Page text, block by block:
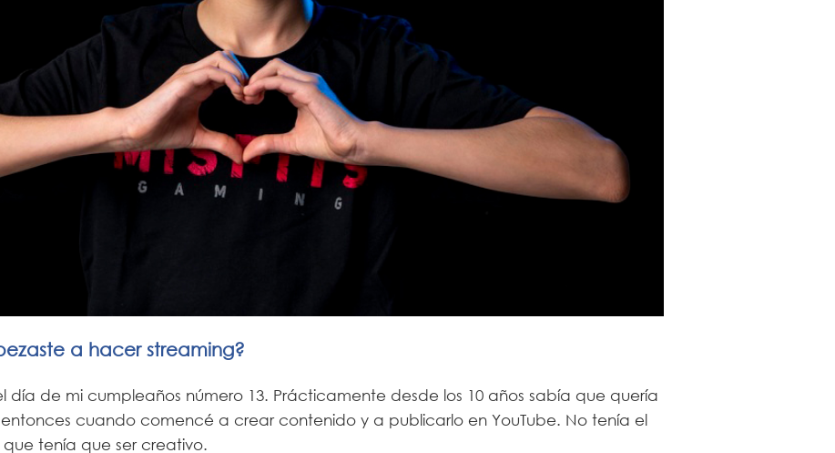
a hacer streaming?
día de mi cumpleaños número 13. Prácticamente desde los 10 años sabía que quería
entonces cuando comencé a crear contenido y a publicarlo en YouTube. No tenía el
tenía que ser creativo.